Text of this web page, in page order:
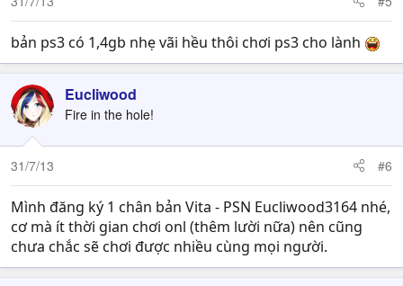
bản ps3 có 1,4gb nhẹ vãi hều thôi chơi ps3 cho lành
Eucliwood
Fire in the hole!
31/7/13 #6
Mình đăng ký 1 chân bản Vita - PSN Eucliwood3164 nhé,
cơ mà ít thời gian chơi onl (thêm lười nữa) nên cũng
chưa chắc sẽ chơi được nhiều cùng mọi người.